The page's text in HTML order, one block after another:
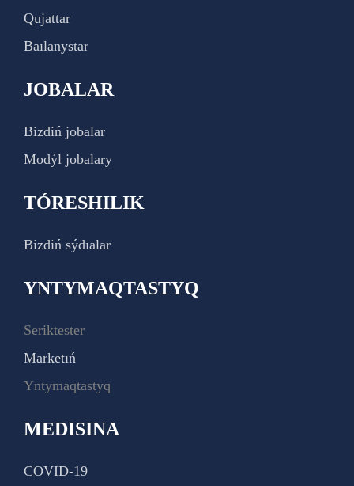
Qujattar
Baılanystar
JOBALAR
Bizdiń jobalar
Modýl jobalary
TÓRESHILIK
Bizdiń sýdıalar
YNTYMAQTASTYQ
Seriktester
Marketıń
Yntymaqtastyq
MEDISINA
COVID-19